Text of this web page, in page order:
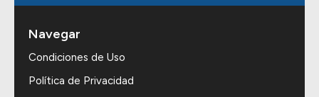
Navegar
Condiciones de Uso
Política de Privacidad